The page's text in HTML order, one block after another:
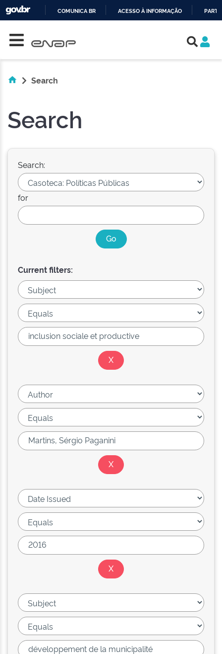
COMUNICA BR ACESSO À INFORMAÇÃO
Search
Search
Search:
for
Current filters: